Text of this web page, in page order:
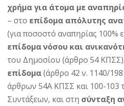
χρήμα για άτομα με
– στο επίδομα απόλυτης
(για ποσοστό αναπηρίας 100%
επίδομα νόσου και
του Δημοσίου (άρθρο 54
επίδομα(άρθρο 42 ν. 1140/
άρθρων 54Α ΚΠΣΣ και 100-103
Συντάξεων, και στη σύνταξη